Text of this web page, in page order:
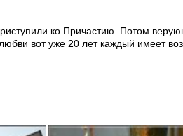
ко Причастию. Потом
вот уже 20 лет каждый имеет